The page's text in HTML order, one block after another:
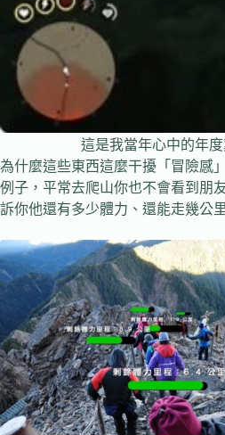
這是我當年心中的年
為什麼這些東西這麼干擾「冒險感
例子，平常去爬山你也不會看到朋
訴你他還有多少體力、還能走幾公